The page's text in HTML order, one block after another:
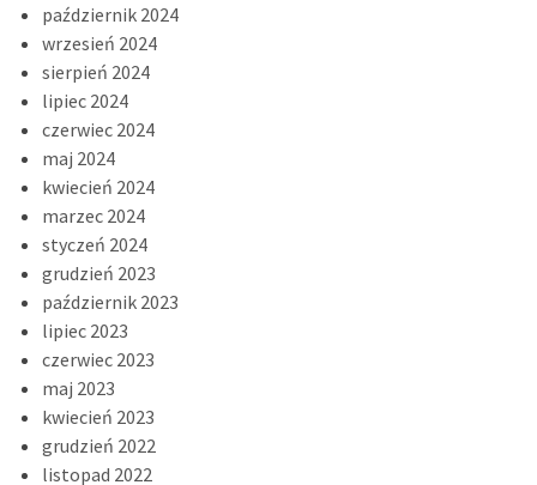
październik 2024
wrzesień 2024
sierpień 2024
lipiec 2024
czerwiec 2024
maj 2024
kwiecień 2024
marzec 2024
styczeń 2024
grudzień 2023
październik 2023
lipiec 2023
czerwiec 2023
maj 2023
kwiecień 2023
grudzień 2022
listopad 2022